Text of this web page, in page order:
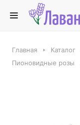
Главная Каталог
Пионовидные розы